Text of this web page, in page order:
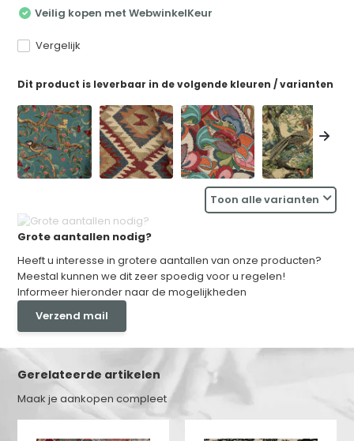
Veilig kopen met WebwinkelKeur
Vergelijk
Dit product is leverbaar in de volgende kleuren / varianten
Toon alle varianten
Grote aantallen nodig?
Heeft u interesse in grotere aantallen van onze producten?
Meestal kunnen we dit zeer spoedig voor u regelen!
Informeer hieronder naar de mogelijkheden
Verzend mail
Gerelateerde artikelen
Maak je aankopen compleet